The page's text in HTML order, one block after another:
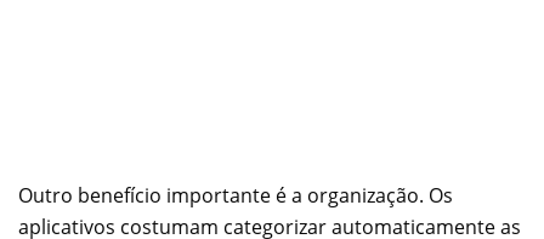
Outro benefício importante é a organização. Os
aplicativos costumam categorizar automaticamente as